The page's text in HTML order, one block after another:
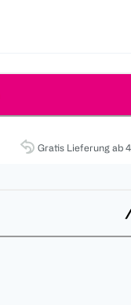
Gratis Lieferung ab